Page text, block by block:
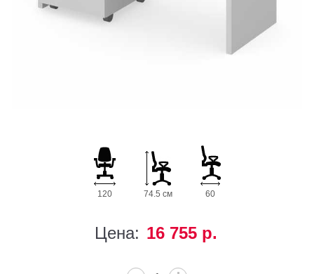
120 74.5 см 60
Цена: 16 755 р.